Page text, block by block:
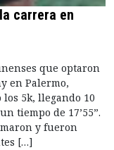
carrera en
que optaron
en Palermo,
5k, llegando 10
tiempo de 17’55”.
y fueron
[…]